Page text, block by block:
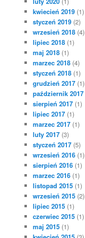
kwiecień 2019 (1)
styczeń 2019 (2)
wrzesień 2018 (4)
lipiec 2018 (1)
maj 2018 (1)
marzec 2018 (4)
styczeń 2018 (1)
grudzień 2017 (1)
październik 2017
sierpień 2017 (1)
lipiec 2017 (1)
marzec 2017 (1)
luty 2017 (3)
styczeń 2017 (5)
wrzesień 2016 (1)
sierpień 2016 (1)
marzec 2016 (1)
listopad 2015 (1)
wrzesień 2015 (2)
lipiec 2015 (1)
czerwiec 2015 (1)
maj 2015 (1)